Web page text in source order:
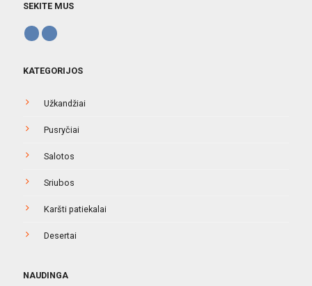
SEKITE MUS
KATEGORIJOS
Užkandžiai
Pusryčiai
Salotos
Sriubos
Karšti patiekalai
Desertai
NAUDINGA